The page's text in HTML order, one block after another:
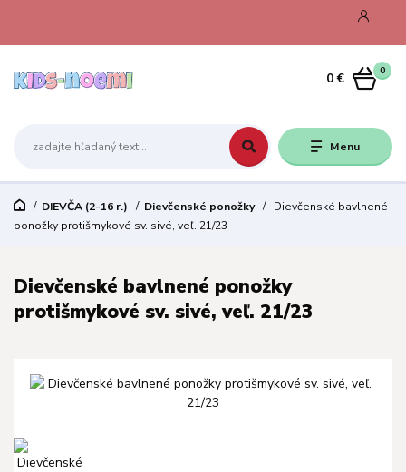
Menu
0
0 €
DIEVČA (2-16 r.) Dievčenské ponožky
Dievčenské bavlnené
ponožky protišmykové sv. sivé, veľ. 21/23
Dievčenské bavlnené ponožky
protišmykové sv. sivé, veľ. 21/23